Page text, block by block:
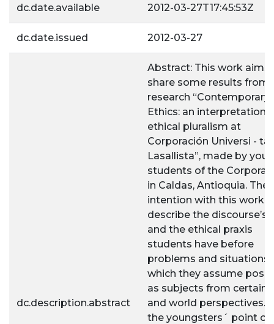
dc.date.available 2012-03-27T17:45:53Z
dc.date.issued 2012-03-27
dc.description.abstract
Abstract: This work aims
share some results from
research “Contemporary
Ethics: an interpretation
ethical pluralism at
Corporación Universi -
Lasallista”, made by
students of the
in Caldas, Antioquia. The
intention with this work
describe the discourse’s
and the ethical praxis
students have before
problems and situations
which they assume
as subjects from certain
and world perspectives.
the youngsters´ point of